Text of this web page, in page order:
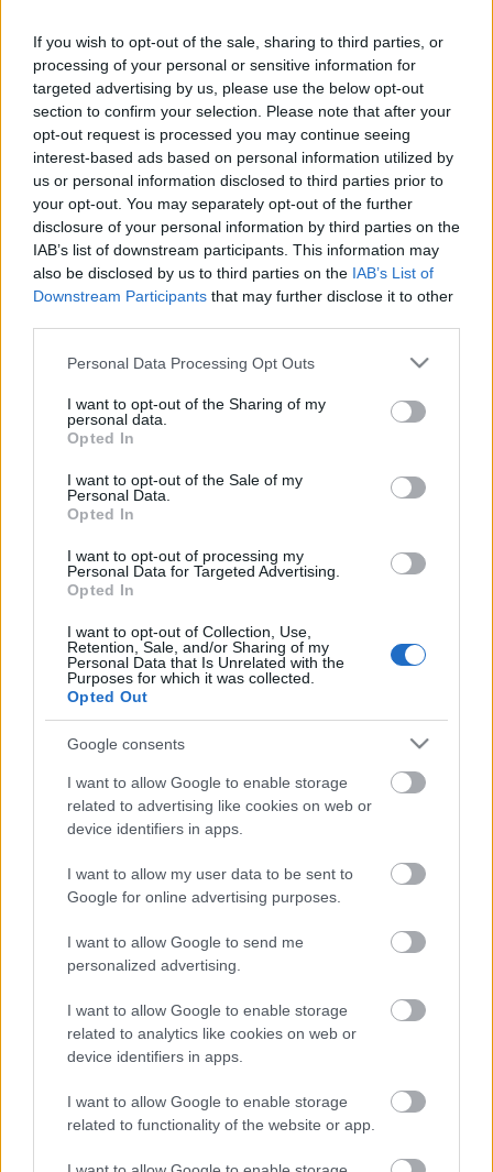
If you wish to opt-out of the sale, sharing to third parties, or
processing of your personal or sensitive information for
targeted advertising by us, please use the below opt-out
section to confirm your selection. Please note that after your
opt-out request is processed you may continue seeing
interest-based ads based on personal information utilized by
us or personal information disclosed to third parties prior to
your opt-out. You may separately opt-out of the further
disclosure of your personal information by third parties on the
IAB’s list of downstream participants. This information may
also be disclosed by us to third parties on the IAB’s List of
Downstream Participants that may further disclose it to other
Please note that this website/app uses one or more Google
not limited to your visit or usage behaviour. You may click to
grant or deny consent to Google and its third-party tags to
use your data for below specified purposes in below Google
consent section.
Personal Data Processing Opt Outs
I want to opt-out of the Sharing of my
personal data.
Opted In
I want to opt-out of the Sale of my
Personal Data.
Opted In
I want to opt-out of processing my
Personal Data for Targeted Advertising.
Opted In
I want to opt-out of Collection, Use,
Retention, Sale, and/or Sharing of my
Personal Data that Is Unrelated with the
Purposes for which it was collected.
Opted Out
Google consents
I want to allow Google to enable storage
related to advertising like cookies on web or
device identifiers in apps.
I want to allow my user data to be sent to
Google for online advertising purposes.
I want to allow Google to send me
personalized advertising.
I want to allow Google to enable storage
related to analytics like cookies on web or
device identifiers in apps.
I want to allow Google to enable storage
related to functionality of the website or app.
Μητσοτάκη με τον
Επίτροπο Οικονομίας
Πάολο Τζεντιλόνι την
Τετάρτη
09-04-2024 08:05
Ο Τζεντιλόνι στην
Αθήνα - Συνάντηση με
Χατζηδάκη
Απριλίου ο Επίτροπος
Οικονομίας Πάολο
Τζεντιλόνι
12-03-2024 07:30
Eurogroup: Λιτότητα
πρωτογενή
πλεονάσματα για την
11-03-2024 19:23
Eurogroup: Σφίγγουν
ελαφρώς οι
2025 - Στις 20/9
11-03-2024 18:23
Τζεντιλόνι: Προθεσμία
μεσοπρόθεσμους
προϋπολογισμούς
16-02-2024 12:54
ΕΕ χρειάζεται ένα νέο
χρηματοδοτικό
15-02-2024 12:20
Τζεντιλόνι: Δεν βλέπω